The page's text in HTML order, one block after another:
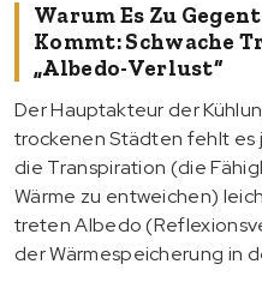
Warum Es Zu
Kommt: Schwache
„Albedo-Verlust“
Der Hauptakteur der
trockenen Städten fehlt es
die Transpiration (die
Wärme zu entweichen)
treten Albedo
der Wärmespeicherung in